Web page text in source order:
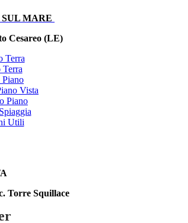
MARE
Cesareo (LE)
Terra
Vista
Piano
Utili
Torre Squillace